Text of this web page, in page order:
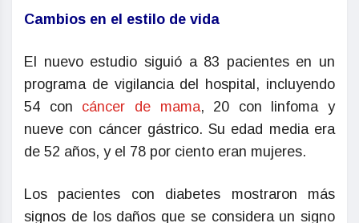
Cambios en el estilo de vida
El nuevo estudio siguió a 83 pacientes en un
programa de vigilancia del hospital, incluyendo
54 con cáncer de mama, 20 con linfoma y
nueve con cáncer gástrico. Su edad media era
de 52 años, y el 78 por ciento eran mujeres.
Los pacientes con diabetes mostraron más
signos de los daños que se considera un signo